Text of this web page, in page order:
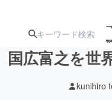
国広富之を世
kunihiro